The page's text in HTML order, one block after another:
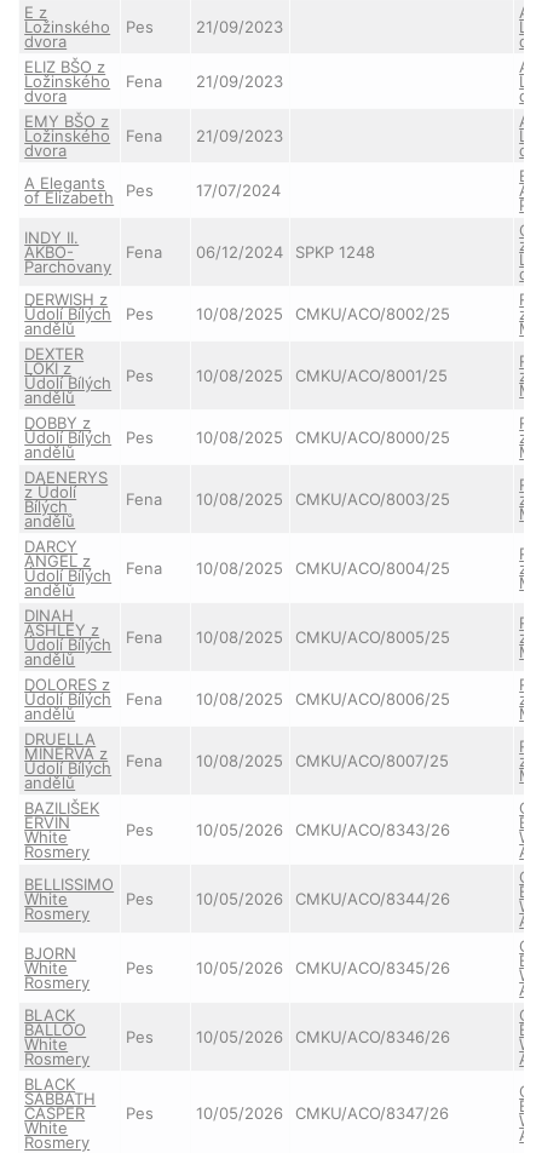
E z
Ložinského
dvora
Pes 21/09/2023
ELIZ BŠO z
Ložinského
dvora
Fena 21/09/2023
EMY BŠO z
Ložinského
dvora
Fena 21/09/2023
A Elegants
of Elizabeth Pes 17/07/2024
INDY II.
AKBO-
Parchovany
Fena 06/12/2024 SPKP 1248 z
DERWISH z
Údolí Bílých
andělů
Pes 10/08/2025 CMKU/ACO/8002/25 z
DEXTER
LOKI z
Údolí Bílých
andělů
Pes 10/08/2025 CMKU/ACO/8001/25 z
DOBBY z
Údolí Bílých
andělů
Pes 10/08/2025 CMKU/ACO/8000/25 z
DAENERYS
z Údolí
Bílých
andělů
Fena 10/08/2025 CMKU/ACO/8003/25 z
DARCY
ANGEL z
Údolí Bílých
andělů
Fena 10/08/2025 CMKU/ACO/8004/25 z
DINAH
ASHLEY z
Údolí Bílých
andělů
Fena 10/08/2025 CMKU/ACO/8005/25 z
DOLORES z
Údolí Bílých
andělů
Fena 10/08/2025 CMKU/ACO/8006/25 z
DRUELLA
MINERVA z
Údolí Bílých
andělů
Fena 10/08/2025 CMKU/ACO/8007/25 z
BAZILIŠEK
ERVIN
White
Rosmery
Pes 10/05/2026 CMKU/ACO/8343/26
BELLISSIMO
White
Rosmery
Pes 10/05/2026 CMKU/ACO/8344/26
BJORN
White
Rosmery
Pes 10/05/2026 CMKU/ACO/8345/26
BLACK
BALLOO
White
Rosmery
Pes 10/05/2026 CMKU/ACO/8346/26
BLACK
SABBATH
CASPER
White
Rosmery
Pes 10/05/2026 CMKU/ACO/8347/26